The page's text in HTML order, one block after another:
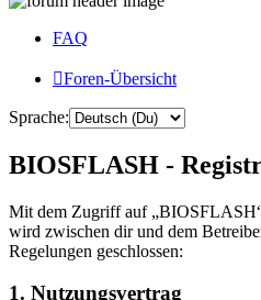
FAQ
Foren-Übersicht
Sprache:
BIOSFLASH -
Mit dem Zugriff auf
wird zwischen dir und dem
Regelungen geschlossen:
1. Nutzungsvertrag